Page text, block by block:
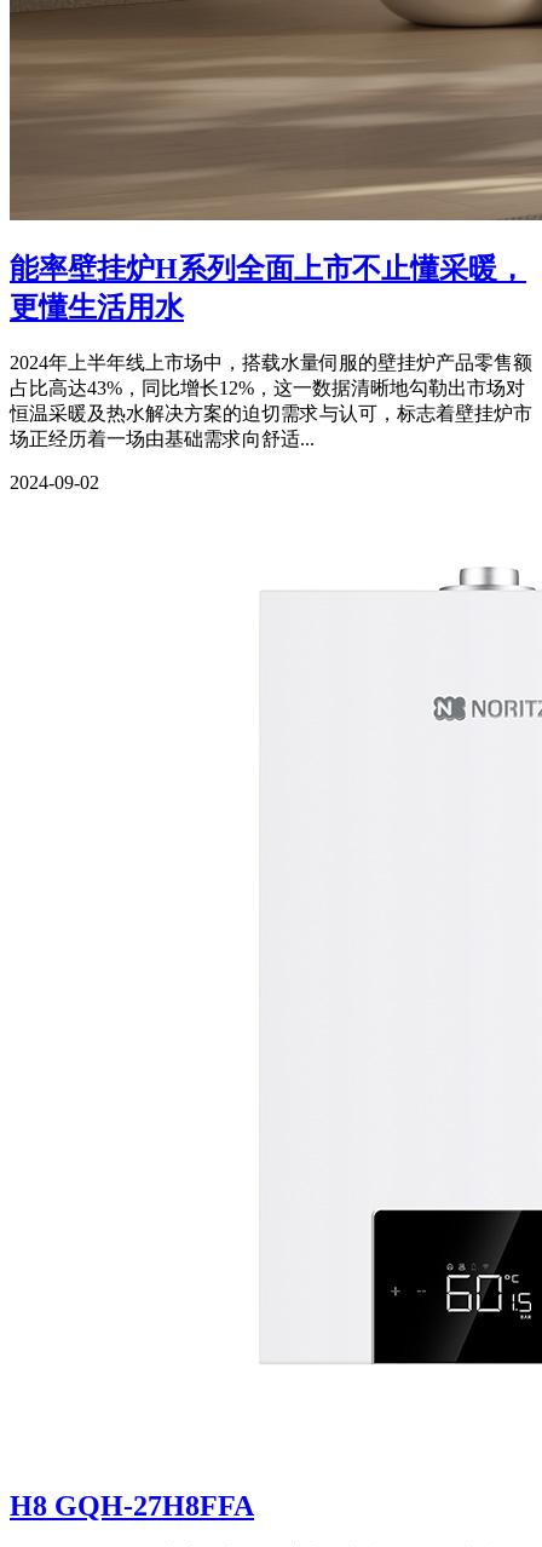
能率壁挂炉H系列全面上市不止懂采暖，
更懂生活用水
2024年上半年线上市场中，搭载水量伺服的壁挂炉产品零售额
占比高达43%，同比增长12%，这一数据清晰地勾勒出市场对
恒温采暖及热水解决方案的迫切需求与认可，标志着壁挂炉市
场正经历着一场由基础需求向舒适...
2024-09-02
H8 GQH-27H8FFA